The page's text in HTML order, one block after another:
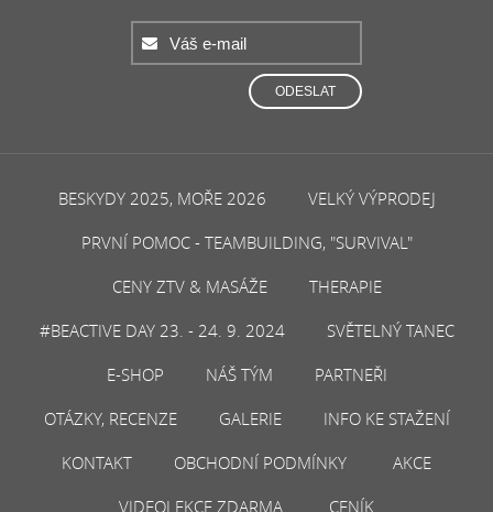
ODESLAT
BESKYDY 2025, MOŘE 2026
VELKÝ VÝPRODEJ
PRVNÍ POMOC - TEAMBUILDING, "SURVIVAL"
CENY ZTV & MASÁŽE
THERAPIE
#BEACTIVE DAY 23. - 24. 9. 2024
SVĚTELNÝ TANEC
E-SHOP
NÁŠ TÝM
PARTNEŘI
OTÁZKY, RECENZE
GALERIE
INFO KE STAŽENÍ
KONTAKT
OBCHODNÍ PODMÍNKY
AKCE
VIDEOLEKCE ZDARMA
CENÍK